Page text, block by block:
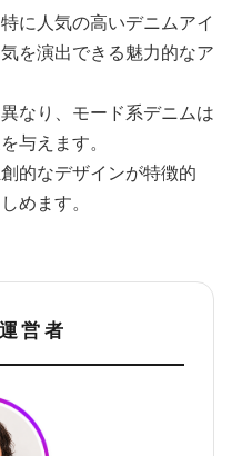
に人気の高いデニムアイ
を演出できる魅力的なア
なり、モード系デニムは
与えます。
的なデザインが特徴的
めます。
営者